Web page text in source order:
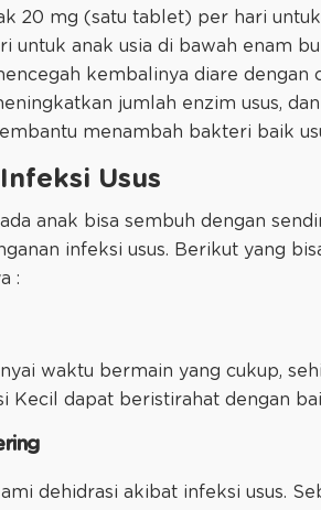
20 mg (satu tablet) per hari
untuk anak usia di bawah enam
kembalinya diare dengan
jumlah enzim usus,
menambah bakteri baik
Usus
anak bisa sembuh dengan
infeksi usus. Berikut yang
:
waktu bermain yang cukup,
Kecil dapat beristirahat dengan
dehidrasi akibat infeksi usus.